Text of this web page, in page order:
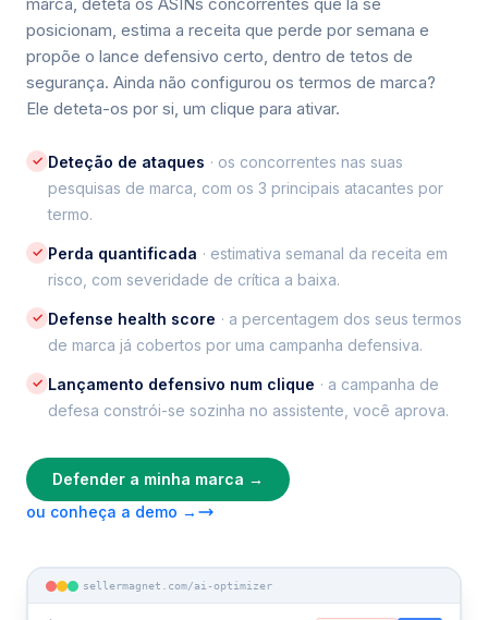
posicionam, estima a receita que perde por semana e
propõe o lance defensivo certo, dentro de tetos de
segurança. Ainda não configurou os termos de marca?
Ele deteta-os por si, um clique para ativar.
✓ Deteção de ataques · os concorrentes nas suas
pesquisas de marca, com os 3 principais atacantes por
termo.
✓ Perda quantificada · estimativa semanal da receita em
risco, com severidade de crítica a baixa.
✓ Defense health score · a percentagem dos seus termos
de marca já cobertos por uma campanha defensiva.
✓ Lançamento defensivo num clique · a campanha de
defesa constrói-se sozinha no assistente, você aprova.
Defender a minha marca →
ou conheça a demo →
sellermagnet.com/ai-optimizer